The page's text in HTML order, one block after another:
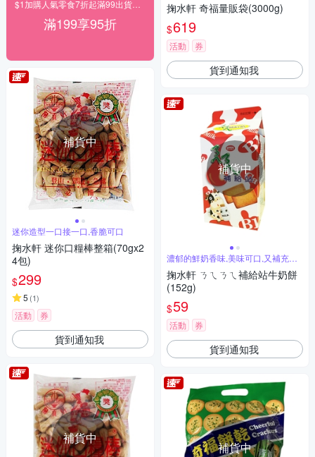
滿199享95折
補貨中
迷你造型一口接一口,香脆可口
掬水軒 迷你口糧棒整箱(70gx2
4包)
$299
5 (1)
活動 券
貨到通知我
補貨中
掬水軒 奇福量販袋(3000g)
$619
活動 券
貨到通知我
補貨中
濃郁的鮮奶香味,美味可口,又補充鈣
質營養
掬水軒 ㄋㄟㄋㄟ補給站牛奶餅
(152g)
$59
活動 券
貨到通知我
補貨中